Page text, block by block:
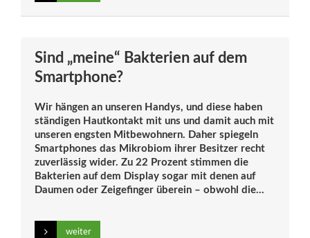
Sind „meine“ Bakterien auf dem
Smartphone?
Wir hängen an unseren Handys, und diese haben
ständigen Hautkontakt mit uns und damit auch mit
unseren engsten Mitbewohnern. Daher spiegeln
Smartphones das Mikrobiom ihrer Besitzer recht
zuverlässig wider. Zu 22 Prozent stimmen die
Bakterien auf dem Display sogar mit denen auf
Daumen oder Zeigefinger überein – obwohl die...
weiter